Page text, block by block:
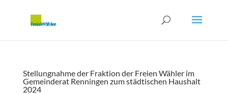
Stellungnahme der Fraktion der Freien Wähler im
Gemeinderat Renningen zum städtischen Haushalt
2024